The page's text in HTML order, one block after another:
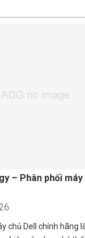
– Phân phối máy
chủ Dell chính hãng